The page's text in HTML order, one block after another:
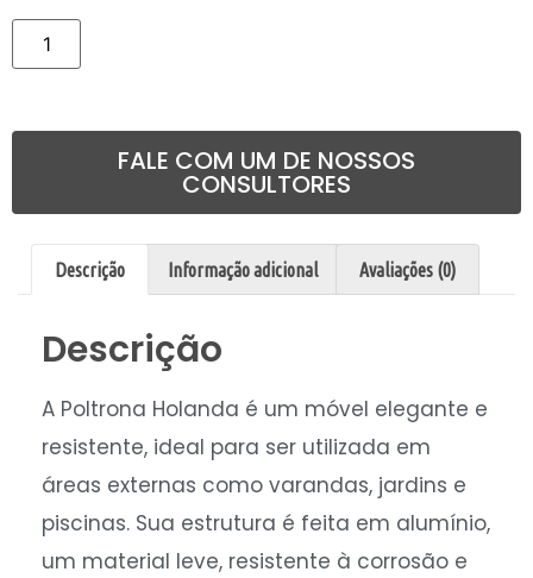
FALE COM UM DE NOSSOS
CONSULTORES
Descrição Informação adicional Avaliações (0)
Descrição
A Poltrona Holanda é um móvel elegante e
resistente, ideal para ser utilizada em
áreas externas como varandas, jardins e
piscinas. Sua estrutura é feita em alumínio,
um material leve, resistente à corrosão e